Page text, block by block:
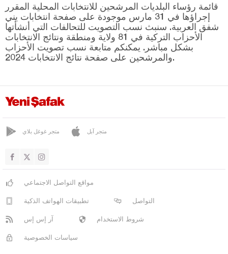
إيسبارتا
قهرمان ماراش
قارابوك
كارس
كاستاموني
قيصري
كلّس
كيركالي
قرقلر ايلي
قونيا
كوتاهيا
قائمة رؤساء البلديات المرشحين للانتخابات المحلية المقرر
إجراؤها في 31 مارس موجودة على صفحة انتخابات يني
شفق العربية. سنبث نسب التصويت للتحالفات التي أنشأتها
الأحزاب التركية في 81 ولاية ومنطقة ونتائج الانتخابات
بشكل مباشر. يمكنكم متابعة نسب تصويت الأحزاب
والمرشحين على صفحة نتائج الانتخابات 2024.
متجر غوغل بلاي متجر آبل
مواقع التواصل الاجتماعي
تطبيقات الهواتف الذكية التواصل
آر إس إس شروط الاستخدام
سياسات الخصوصية